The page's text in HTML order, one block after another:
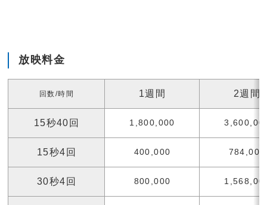
放映料金
回数/時間 1週間 2週間
15秒40回 1,800,000
15秒4回 400,000 784,000
30秒4回 800,000